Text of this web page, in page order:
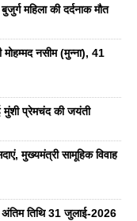
महिला की दर्दनाक मौत
नसीम (मुन्ना), 41
मुंशी प्रेमचंद की जयंती
मुख्यमंत्री सामूहिक विवाह
तिथि 31 जुलाई-2026